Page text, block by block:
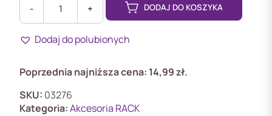
-
GF-
Z01
do
drzwi
bocznych
+ DODAJ DO KOSZYKA
Dodaj do polubionych
Poprzednia najniższa cena: 14,99zł.
SKU: 03276
Kategoria:Akcesoria RACK